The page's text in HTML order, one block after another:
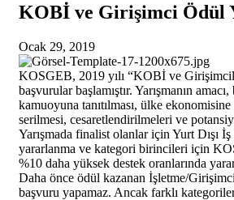
KOBİ ve Girişimci Ödül
Ocak 29, 2019
KOSGEB, 2019 yılı “KOBİ ve
başvurular başlamıştır. Yarışmanın
kamuoyuna tanıtılması, ülke
serilmesi, cesaretlendirilmeleri ve
Yarışmada finalist olanlar için Yurt Dışı
yararlanma ve kategori birincileri için
%10 daha yüksek destek oranlarında
Daha önce ödül kazanan İşletme/
başvuru yapamaz. Ancak farklı